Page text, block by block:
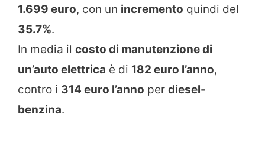
1.699 euro, con un incremento quindi del
35.7%.
In media il costo di manutenzione di
un’auto elettrica è di 182 euro l’anno,
contro i 314 euro l’anno per diesel-
benzina.